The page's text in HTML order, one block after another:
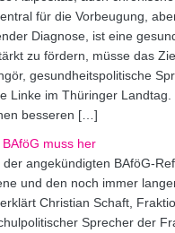
für die Vorbeugung,
Diagnose, ist eine
zu fördern, müsse das
gesundheitspolitische
Linke im Thüringer
besseren […]
muss her
der angekündigten BAföG-
und den noch immer
Christian Schaft,
Sprecher der